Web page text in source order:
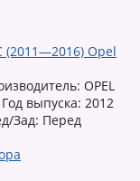
(2011—2016) Opel
OPEL
выпуска: 2012
Зад: Перед